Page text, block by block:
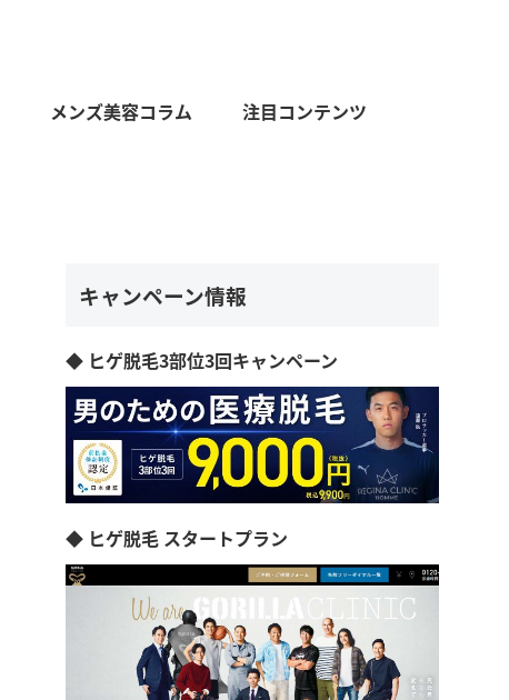
メンズ美容コラム 注目コンテンツ
キャンペーン情報
◆ ヒゲ脱毛3部位3回キャンペーン
◆ ヒゲ脱毛 スタートプラン